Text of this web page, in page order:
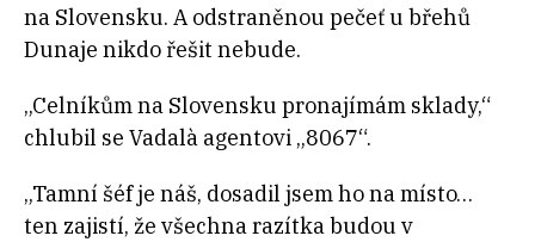
na Slovensku. A odstraněnou pečeť u břehů
Dunaje nikdo řešit nebude.
„Celníkům na Slovensku pronajímám sklady,“
chlubil se Vadalà agentovi „8067“.
„Tamní šéf je náš, dosadil jsem ho na místo…
ten zajistí, že všechna razítka budou v